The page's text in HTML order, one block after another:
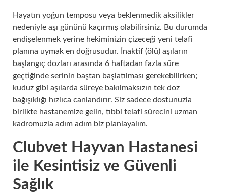
Hayatın yoğun temposu veya beklenmedik aksilikler
nedeniyle aşı gününü kaçırmış olabilirsiniz. Bu durumda
endişelenmek yerine hekiminizin çizeceği yeni telafi
planına uymak en doğrusudur. İnaktif (ölü) aşıların
başlangıç dozları arasında 6 haftadan fazla süre
geçtiğinde serinin baştan başlatılması gerekebilirken;
kuduz gibi aşılarda süreye bakılmaksızın tek doz
bağışıklığı hızlıca canlandırır. Siz sadece dostunuzla
birlikte hastanemize gelin, tıbbi telafi sürecini uzman
kadromuzla adım adım biz planlayalım.
Clubvet Hayvan Hastanesi
ile Kesintisiz ve Güvenli
Sağlık